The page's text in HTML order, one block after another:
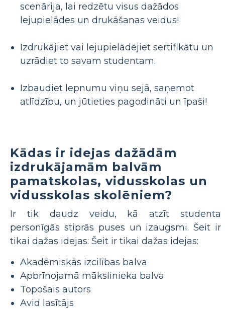
scenārija, lai redzētu visus dažādos
lejupielādes un drukāšanas veidus!
Izdrukājiet vai lejupielādējiet sertifikātu un
uzrādiet to savam studentam.
Izbaudiet lepnumu viņu sejā, saņemot
atlīdzību, un jūtieties pagodināti un īpaši!
Kādas ir idejas dažādām
izdrukājamām balvām
pamatskolas, vidusskolas un
vidusskolas skolēniem?
Ir tik daudz veidu, kā atzīt studenta
personīgās stiprās puses un izaugsmi. Šeit ir
tikai dažas idejas: Šeit ir tikai dažas idejas:
Akadēmiskās izcilības balva
Apbrīnojamā mākslinieka balva
Topošais autors
Avid lasītājs